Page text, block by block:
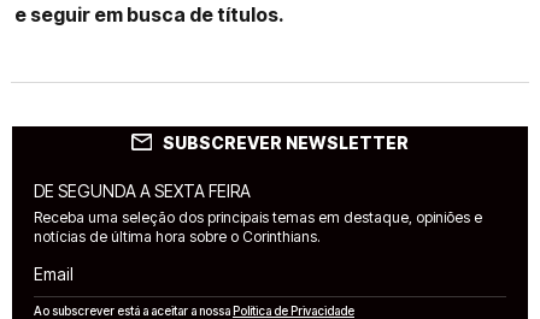
e seguir em busca de títulos.
SUBSCREVER NEWSLETTER
DE SEGUNDA A SEXTA FEIRA
Receba uma seleção dos principais temas em destaque, opiniões e
notícias de última hora sobre o Corinthians.
Email
Ao subscrever está a aceitar a nossaPolítica de Privacidade